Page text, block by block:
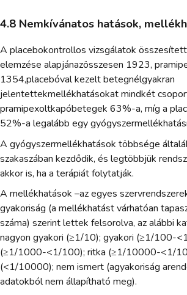
4.8 Nemkívánatos hatások,
A placebokontrollos vizsgálatok
elemzése alapjánazösszesen 1923,
1354,placebóval kezelt betegnélgyakran
jelentettekmellékhatásokat mindkét
pramipexoltkapóbetegek 63%-a, míg a
52%-a legalább egy
A gyógyszermellékhatások többsége
szakaszában kezdődik, és legtöbbjük
akkor is, ha a terápiát folytatják.
A mellékhatások –az egyes
gyakoriság (a mellékhatást várhatóan
száma) szerint lettek felsorolva, az alábbi
nagyon gyakori (≥1/10); gyakori (≥1/100-
(≥1/1000-<1/100); ritka (≥1/10000-<1/
(<1/10000); nem ismert (agyakoriság
adatokból nem állapítható meg).